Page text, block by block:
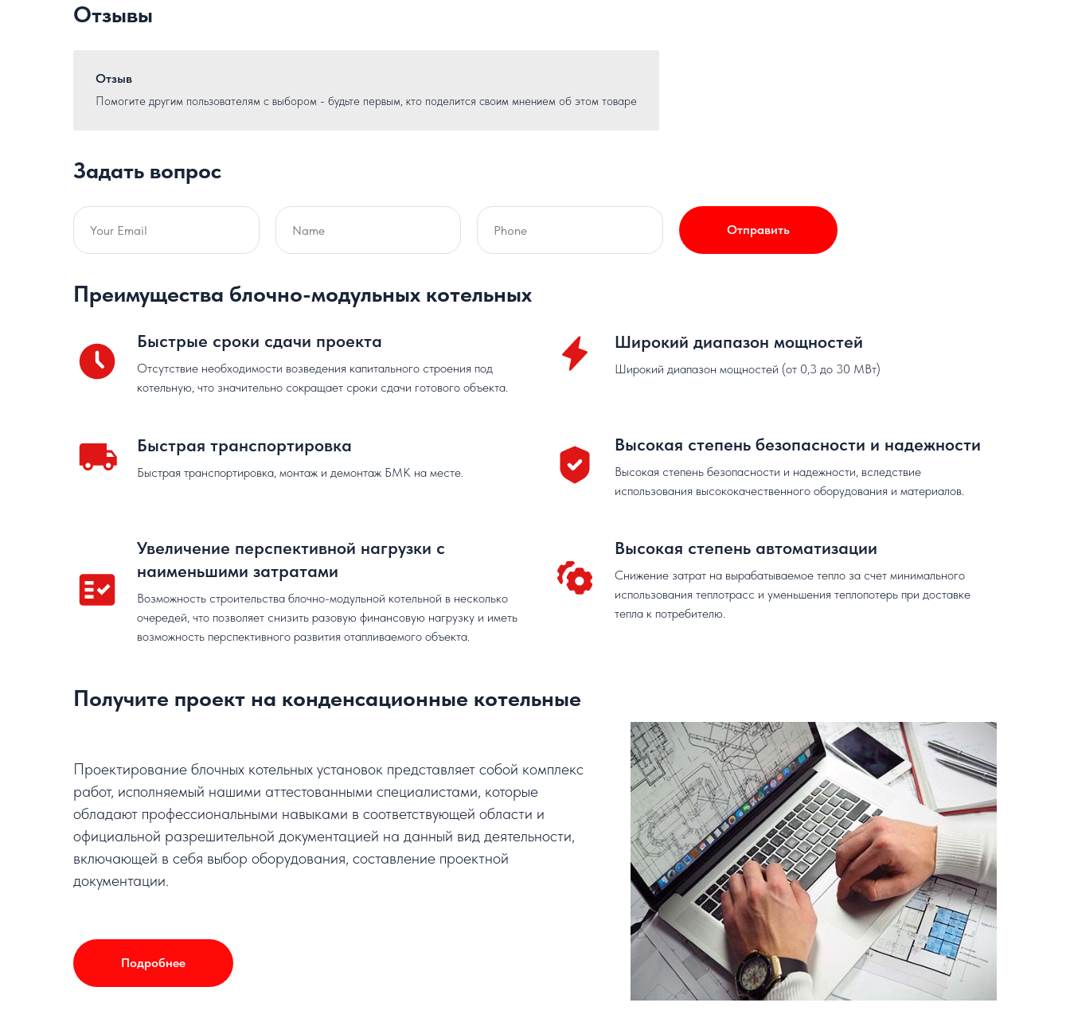
Отзывы
Отзыв
Помогите другим пользователям с выбором - будьте первым, кто поделится своим мнением об этом товаре
Задать вопрос
Отправить
Преимущества блочно-модульных котельных
Быстрые сроки сдачи проекта
Отсутствие необходимости возведения капитального строения под
котельную, что значительно сокращает сроки сдачи готового объекта.
Широкий диапазон мощностей
Широкий диапазон мощностей (от 0,3 до 30 МВт)
Быстрая транспортировка
Быстрая транспортировка, монтаж и демонтаж БМК на месте.
Высокая степень безопасности и надежности
Высокая степень безопасности и надежности, вследствие
использования высококачественного оборудования и материалов.
Увеличение перспективной нагрузки с
наименьшими затратами
Возможность строительства блочно-модульной котельной в несколько
очередей, что позволяет снизить разовую финансовую нагрузку и иметь
возможность перспективного развития отапливаемого объекта.
Высокая степень автоматизации
Cнижение затрат на вырабатываемое тепло за счет минимального
использования теплотрасс и уменьшения теплопотерь при доставке
тепла к потребителю.
Получите проект на конденсационные котельные
Проектирование блочных котельных установок представляет собой комплекс
работ, исполняемый нашими аттестованными специалистами, которые
обладают профессиональными навыками в соответствующей области и
официальной разрешительной документацией на данный вид деятельности,
включающей в себя выбор оборудования, составление проектной
документации.
Подробнее